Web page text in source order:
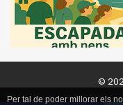
©
Per tal de poder millorar els